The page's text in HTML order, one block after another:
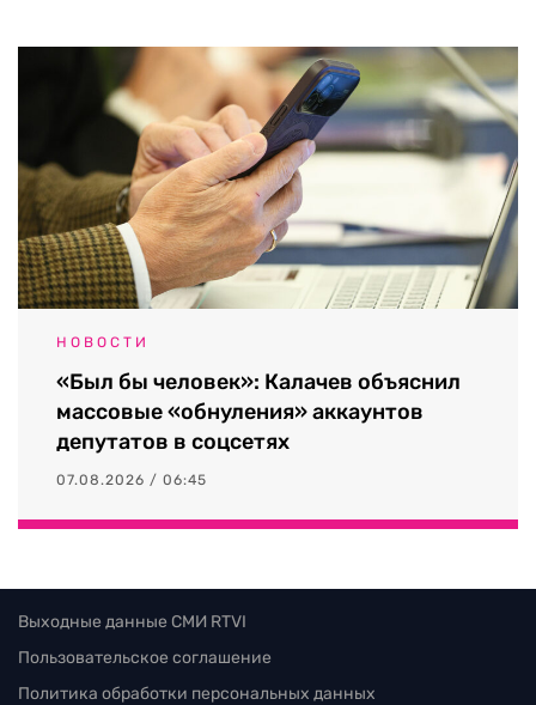
НОВОСТИ
«Был бы человек»: Калачев объяснил
массовые «обнуления» аккаунтов
депутатов в соцсетях
07.08.2026 / 06:45
Выходные данные СМИ RTVI
Пользовательское соглашение
Политика обработки персональных данных